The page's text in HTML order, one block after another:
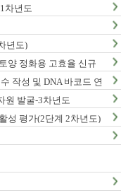
차년도
년도)
양 정화용 고효율 신규
작성 및 DNA 바코드 연
원 발굴-3차년도
성 평가(2단계 2차년도)